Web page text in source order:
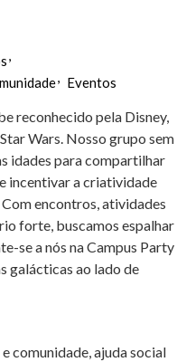
Eventos
reconhecido pela Disney,
Wars. Nosso grupo sem
idades para compartilhar
incentivar a criatividade
encontros, atividades
forte, buscamos espalhar
se a nós na Campus Party
galácticas ao lado de
comunidade, ajuda social